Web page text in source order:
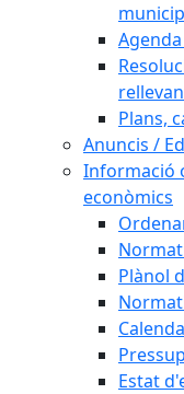
Plans,
Anuncis /
Informació
econòmics
Plànol
Estat